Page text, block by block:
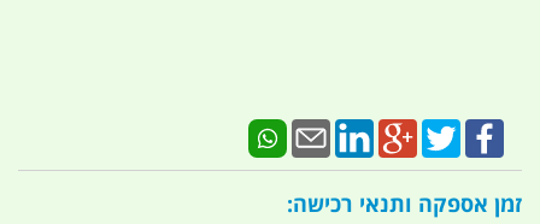
זמן אספקה ותנאי רכישה: